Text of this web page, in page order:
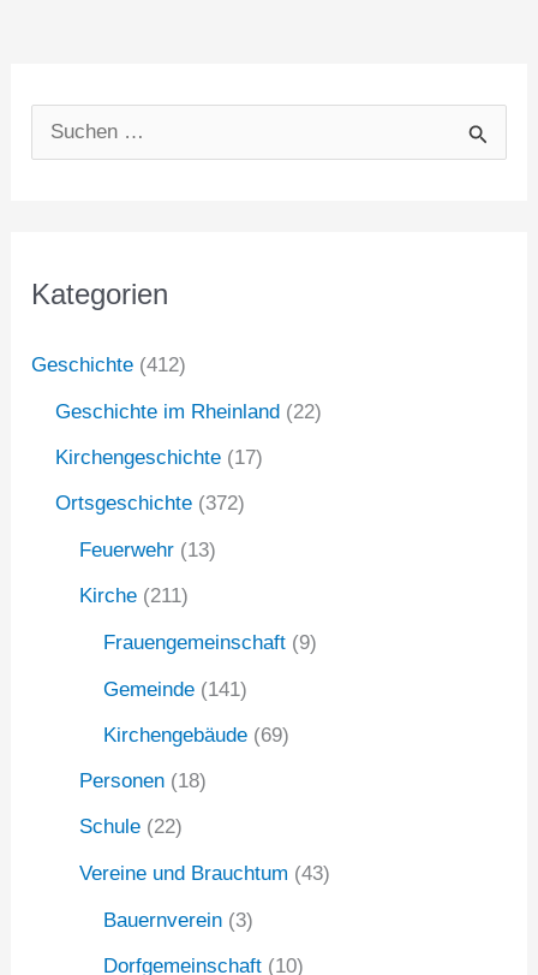
e
Kategorien
Geschichte (412)
Geschichte im Rheinland (22)
Kirchengeschichte (17)
Ortsgeschichte (372)
Feuerwehr (13)
Kirche (211)
Frauengemeinschaft (9)
Gemeinde (141)
Kirchengebäude (69)
Personen (18)
Schule (22)
Vereine und Brauchtum (43)
Bauernverein (3)
Dorfgemeinschaft (10)